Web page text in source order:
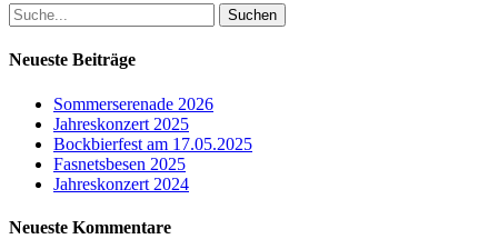
Suchen
nach:
Neueste Beiträge
Sommerserenade 2026
Jahreskonzert 2025
Bockbierfest am 17.05.2025
Fasnetsbesen 2025
Jahreskonzert 2024
Neueste Kommentare